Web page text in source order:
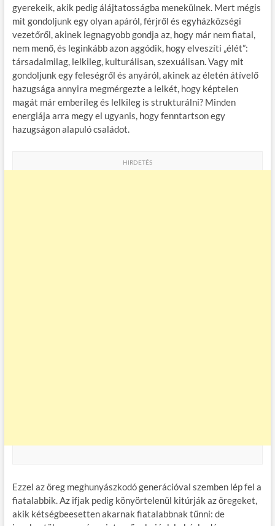
gyerekeik, akik pedig álájtatosságba menekülnek. Mert mégis
mit gondoljunk egy olyan apáról, férjről és egyházközségi
vezetőről, akinek legnagyobb gondja az, hogy már nem fiatal,
nem menő, és leginkább azon aggódik, hogy elveszíti „élét”:
társadalmilag, lelkileg, kulturálisan, szexuálisan. Vagy mit
gondoljunk egy feleségről és anyáról, akinek az életén átívelő
hazugsága annyira megmérgezte a lelkét, hogy képtelen
magát már emberileg és lelkileg is strukturálni? Minden
energiája arra megy el ugyanis, hogy fenntartson egy
hazugságon alapuló családot.
HIRDETÉS
Ezzel az öreg meghunyászkodó generációval szemben lép fel a
fiatalabbik. Az ifjak pedig könyörtelenül kitúrják az öregeket,
akik kétségbeesetten akarnak fiatalabbnak tűnni: de